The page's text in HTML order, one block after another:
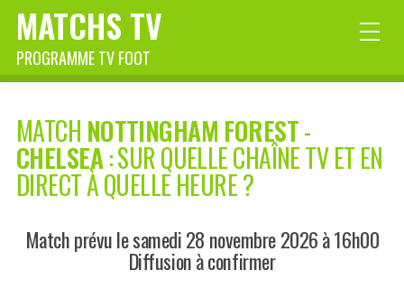
MATCHS TV
PROGRAMME TV FOOT
MATCH NOTTINGHAM FOREST-
CHELSEA: SUR QUELLE CHAÎNE TV ET EN
DIRECT À QUELLE HEURE ?
Match prévu le samedi 28 novembre 2026 à 16h00
Diffusion à confirmer